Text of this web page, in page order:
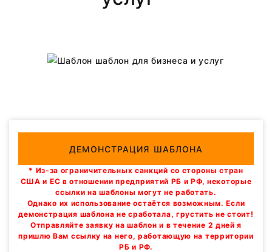
ДЕМОНСТРАЦИЯ ШАБЛОНА
* Из-за ограничительных санкций со стороны стран
США и ЕС в отношении предприятий РБ и РФ, некоторые
ссылки на шаблоны могут не работать.
Однако их использование остаётся возможным. Если
демонстрация шаблона не сработала, грустить не стоит!
Отправляйте заявку на шаблон и в течение 2 дней я
пришлю Вам ссылку на него, работающую на территории
РБ и РФ.